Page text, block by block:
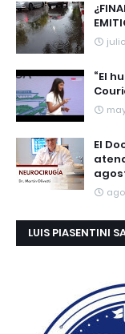
“El
El
LUIS PIASENTINI